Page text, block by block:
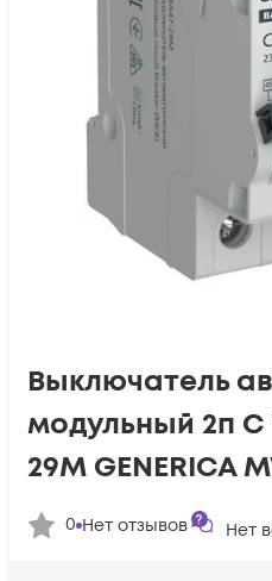
Выключатель
модульный 2п C
29М GENERICA
0 Нет отзывов Нет